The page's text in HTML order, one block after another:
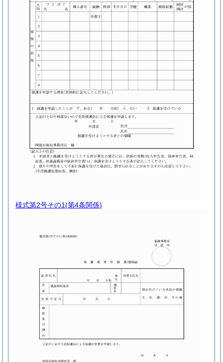
様式第2号その1(第4条関係)